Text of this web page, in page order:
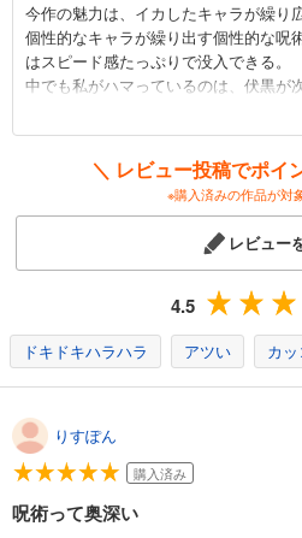
今作の魅力は、イカしたキャラが繰り
個性的なキャラが繰り出す個性的な呪
はスピード感たっぷりで没入できる。
中でも私がハマっているのは、伏黒が
キャラだけでなく、バトルを中心に織
なるのかの連続で目を離せない。
1巻目からドはまりできるダークファ
＼ レビュー投稿でポイ
※購入済みの作品が対
レビュー
4.5
ドキドキハラハラ アツい カ
りすぽん
購入済み
呪術って奥深い